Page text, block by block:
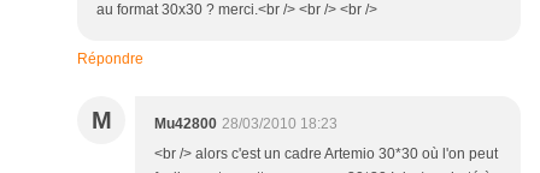
au format 30x30 ? merci.<br /> <br /> <br />
Répondre
M Mu42800 28/03/2010 18:23
<br /> alors c'est un cadre Artemio 30*30 où l'on peut